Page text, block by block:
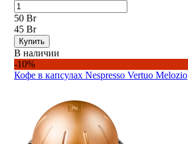
50 Br
45 Br
Купить
В наличии
-10%
Кофе в капсулах Nespresso Vertuo Melozio